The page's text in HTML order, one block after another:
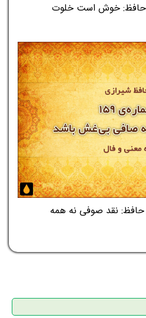
۱۶۰ دیوان حافظ: خوش است خلوت
۱۵۹ دیوان حافظ: نقد صوفی نه همه